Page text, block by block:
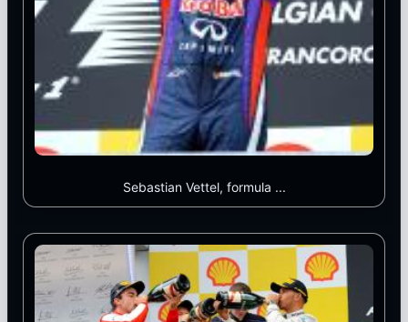
Sebastian Vettel, formula ...